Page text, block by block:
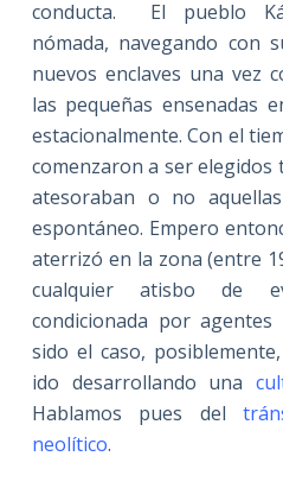
conducta. El pueblo
nómada, navegando con
nuevos enclaves una vez
las pequeñas ensenadas
estacionalmente. Con el
comenzaron a ser
atesoraban o no
espontáneo. Empero
aterrizó en la zona (entre
cualquier atisbo de
condicionada por
sido el caso,
ido desarrollando una
Hablamos pues del
neolítico.